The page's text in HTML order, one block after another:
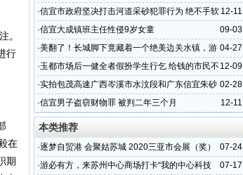
。
行
在
期
12-11
·信宜市政府坚决打击河道采砂犯罪行为 绝不手软
09-03
·信宜大成镇班主任性侵9岁女童
04-27
·美翻了！长城脚下竟藏着一个绝美边关水镇，游
玩攻略速速收藏！
12-09
·玉都市场后一健全者假扮学生行乞 给钱的市民不
少
02-28
·实拍包茂高速广西岑溪市水汶段和广东信宜朱砂
段的现状
12-11
·信宜男子盗窃财物罪 被判二年三个月
本类推荐
07-24
·逐梦自贸港 会聚姑苏城 2020三亚市会展（奖）
业苏州推介会圆满收官
07-17
·游必有方，来苏州中心商场打卡“我的中心科技